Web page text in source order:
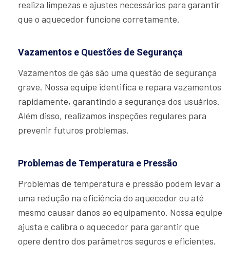
realiza limpezas e ajustes necessários para garantir
que o aquecedor funcione corretamente.
Vazamentos e Questões de Segurança
Vazamentos de gás são uma questão de segurança
grave. Nossa equipe identifica e repara vazamentos
rapidamente, garantindo a segurança dos usuários.
Além disso, realizamos inspeções regulares para
prevenir futuros problemas.
Problemas de Temperatura e Pressão
Problemas de temperatura e pressão podem levar a
uma redução na eficiência do aquecedor ou até
mesmo causar danos ao equipamento. Nossa equipe
ajusta e calibra o aquecedor para garantir que
opere dentro dos parâmetros seguros e eficientes.